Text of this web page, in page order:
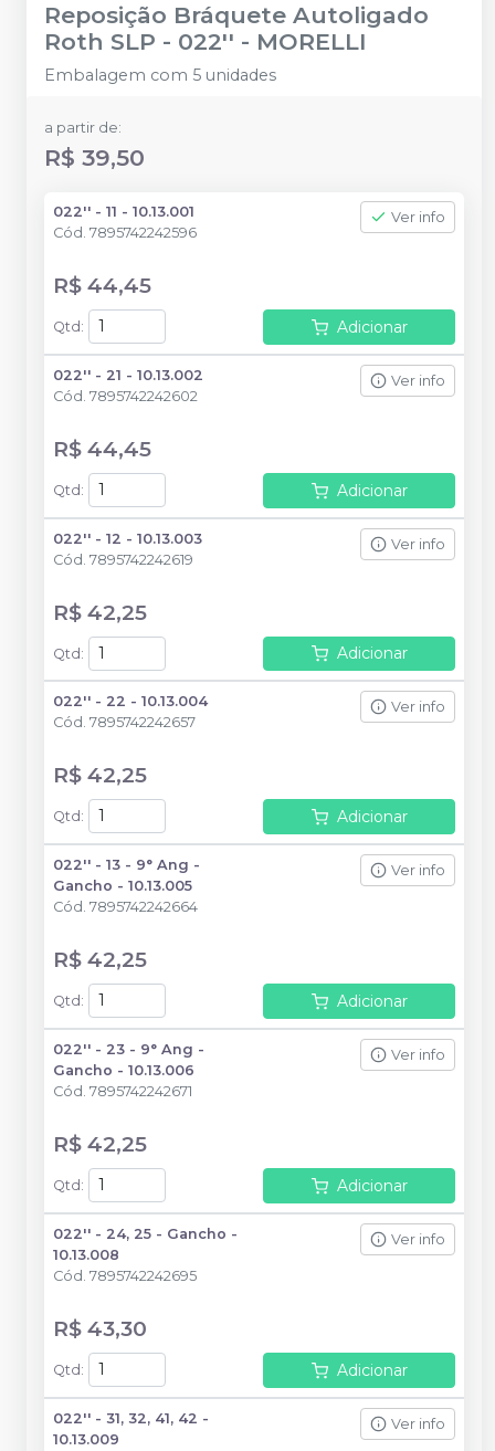
Reposição Bráquete Autoligado
Roth SLP - 022'' - MORELLI
Embalagem com 5 unidades
a partir de:
R$ 39,50
022'' - 11 - 10.13.001
Cód. 7895742242596
Ver info
R$ 44,45
Qtd : Adicionar
022'' - 21 - 10.13.002
Cód. 7895742242602
Ver info
R$ 44,45
Qtd : Adicionar
022'' - 12 - 10.13.003
Cód. 7895742242619
Ver info
R$ 42,25
Qtd: Adicionar
022'' - 22 - 10.13.004
Cód. 7895742242657
Ver info
R$ 42,25
Qtd : Adicionar
022'' - 13 - 9° Ang -
Gancho - 10.13.005
Cód. 7895742242664
Ver info
R$ 42,25
Qtd : Adicionar
022'' - 23 - 9° Ang -
Gancho - 10.13.006
Cód. 7895742242671
Ver info
R$ 42,25
Qtd : Adicionar
022'' - 24, 25 - Gancho -
10.13.008
Cód. 7895742242695
Ver info
R$ 43,30
Qtd : Adicionar
022'' - 31, 32, 41, 42 -
10.13.009
Ver info